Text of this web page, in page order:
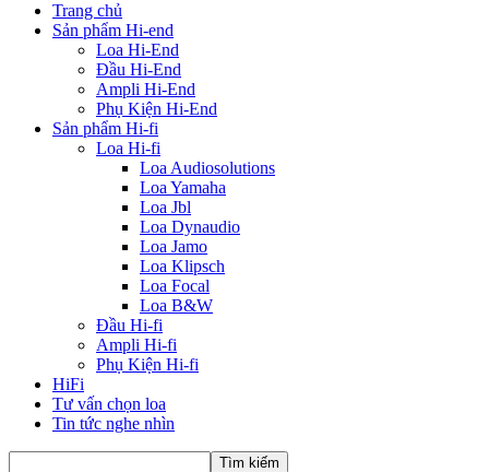
Trang chủ
Sản phẩm Hi-end
Loa Hi-End
Đầu Hi-End
Ampli Hi-End
Phụ Kiện Hi-End
Sản phẩm Hi-fi
Loa Hi-fi
Loa Audiosolutions
Loa Yamaha
Loa Jbl
Loa Dynaudio
Loa Jamo
Loa Klipsch
Loa Focal
Loa B&W
Đầu Hi-fi
Ampli Hi-fi
Phụ Kiện Hi-fi
HiFi
Tư vấn chọn loa
Tin tức nghe nhìn